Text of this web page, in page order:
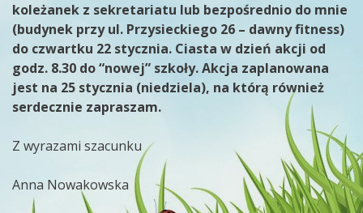
koleżanek z sekretariatu lub bezpośrednio do mnie
(budynek przy ul. Przysieckiego 26 – dawny fitness)
do czwartku 22 stycznia. Ciasta w dzień akcji od
godz. 8.30 do “nowej” szkoły. Akcja zaplanowana
jest na 25 stycznia (niedziela), na którą również
serdecznie zapraszam.
Z wyrazami szacunku
Anna Nowakowska